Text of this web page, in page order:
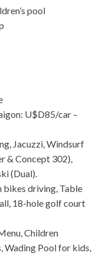
pool
U$D85/car –
Jacuzzi, Windsurf
& Concept 302),
(Dual).
bikes driving, Table
18-hole golf court
Children
Wading Pool for kids,